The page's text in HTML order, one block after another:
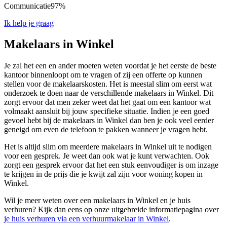
Communicatie97%
Ik help je graag
Makelaars in Winkel
Je zal het een en ander moeten weten voordat je het eerste de beste
kantoor binnenloopt om te vragen of zij een offerte op kunnen
stellen voor de makelaarskosten. Het is meestal slim om eerst wat
onderzoek te doen naar de verschillende makelaars in Winkel. Dit
zorgt ervoor dat men zeker weet dat het gaat om een kantoor wat
volmaakt aansluit bij jouw specifieke situatie. Indien je een goed
gevoel hebt bij de makelaars in Winkel dan ben je ook veel eerder
geneigd om even de telefoon te pakken wanneer je vragen hebt.
Het is altijd slim om meerdere makelaars in Winkel uit te nodigen
voor een gesprek. Je weet dan ook wat je kunt verwachten. Ook
zorgt een gesprek ervoor dat het een stuk eenvoudiger is om inzage
te krijgen in de prijs die je kwijt zal zijn voor woning kopen in
Winkel.
Wil je meer weten over een makelaars in Winkel en je huis
verhuren? Kijk dan eens op onze uitgebreide informatiepagina over
je huis verhuren via een verhuurmakelaar in Winkel.